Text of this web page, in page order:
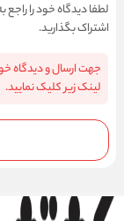
لطفا دیدگاه خود را راجع
اشتراک بگذارید.
جهت ارسال و دیدگاه
لینک زیر کلیک نمایید.